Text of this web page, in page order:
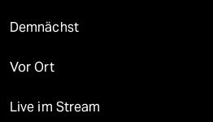
Demnächst
Vor Ort
Live im Stream